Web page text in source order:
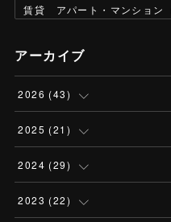
賃貸 アパート・マンション
アーカイブ
2026 (43)
(4 )
(13
(13
2025 (21 )
(1)
(2)
2024 (29)
(3)
2023 (22)